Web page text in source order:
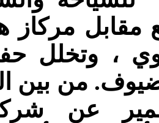
مقابل
، وتخلل
من بين
عن